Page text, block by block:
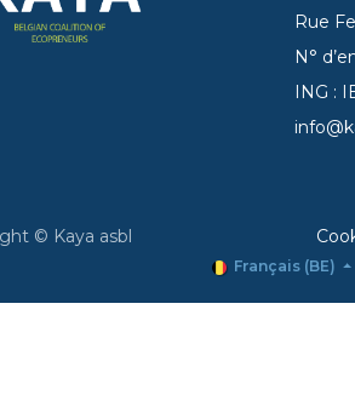
Rue
N°
ING :
© Kaya asbl
Français (BE)